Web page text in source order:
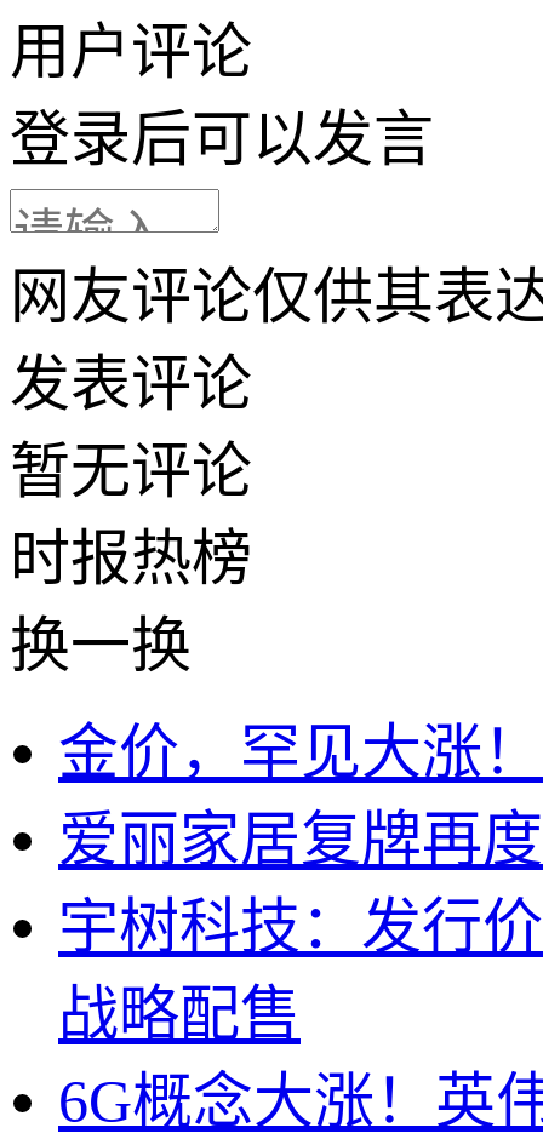
用户评论
登录后可以发言
网友评论仅供其表
发表评论
暂无评论
时报热榜
换一换
金价，罕见大涨！
爱丽家居复牌再
宇树科技：发行
战略配售
6G概念大涨！英